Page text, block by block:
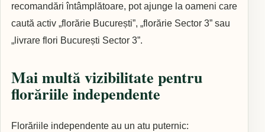
recomandări întâmplătoare, pot ajunge la oameni care
caută activ „florărie București”, „florărie Sector 3” sau
„livrare flori București Sector 3”.
Mai multă vizibilitate pentru
florăriile independente
Florăriile independente au un atu puternic: